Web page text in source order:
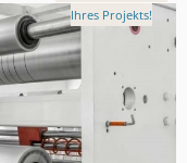
Ihres Projekts!